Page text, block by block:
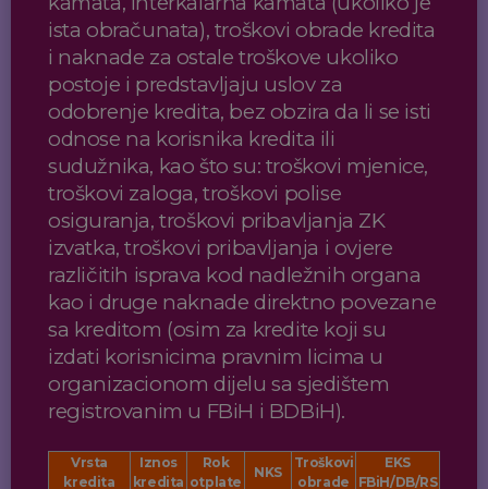
ista obračunata), troškovi obrade kredita
i naknade za ostale troškove ukoliko
postoje i predstavljaju uslov za
odobrenje kredita, bez obzira da li se isti
odnose na korisnika kredita ili
sudužnika, kao što su: troškovi mjenice,
troškovi zaloga, troškovi polise
osiguranja, troškovi pribavljanja ZK
izvatka, troškovi pribavljanja i ovjere
različitih isprava kod nadležnih organa
kao i druge naknade direktno povezane
sa kreditom (osim za kredite koji su
izdati korisnicima pravnim licima u
organizacionom dijelu sa sjedištem
registrovanim u FBiH i BDBiH).
Vrsta
kredita
Iznos
kredita
Rok
otplate
NKS
Troškovi
obrade
EKS
FBiH/DB/RS